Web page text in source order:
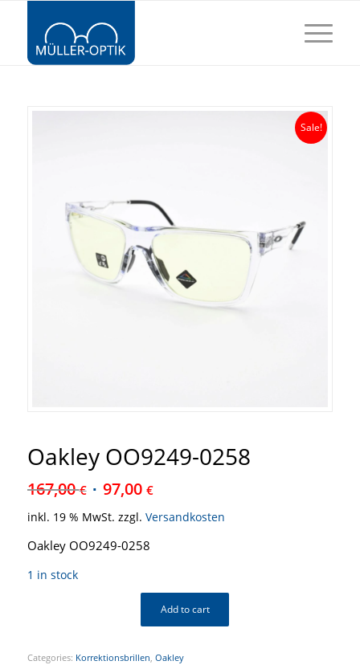
Sale!
Oakley OO9249-0258
167,00€ 97,00 €
inkl. 19 % MwSt. zzgl. Versandkosten
Oakley OO9249-0258
1 in stock
Add to cart
Categories: Korrektionsbrillen, Oakley